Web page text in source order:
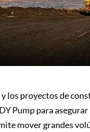
los proyectos de
Pump para
mover grandes